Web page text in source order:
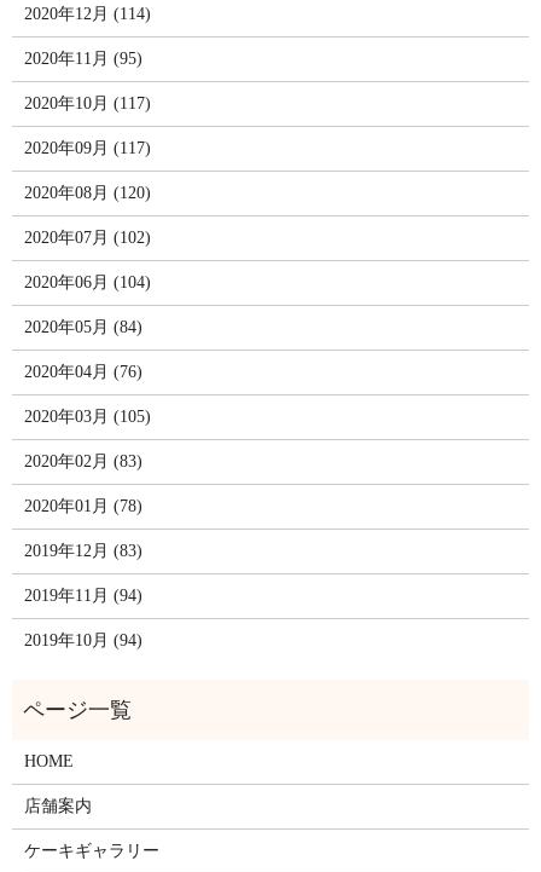
2020年12月 (114)
2020年11月 (95)
2020年10月 (117)
2020年09月 (117)
2020年08月 (120)
2020年07月 (102)
2020年06月 (104)
2020年05月 (84)
2020年04月 (76)
2020年03月 (105)
2020年02月 (83)
2020年01月 (78)
2019年12月 (83)
2019年11月 (94)
2019年10月 (94)
HOME
店舗案内
ケーキギャラリー